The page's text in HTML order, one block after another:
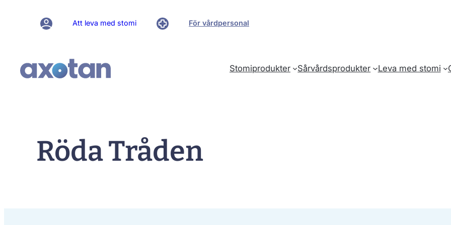
Att leva med stomi För vårdpersonal
Stomiprodukter Sårvårdsprodukter Leva med stomi
Röda Tråden